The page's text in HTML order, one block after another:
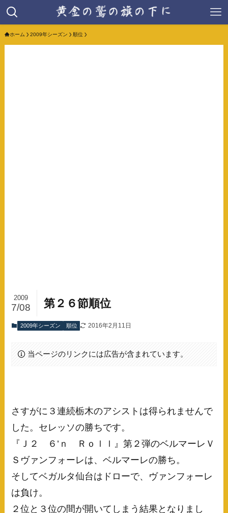
ホーム 2009年シーズン 順位
第２６節順位
2009
7/08
2009年シーズン 順位 2016年2月11日
当ページのリンクには広告が含まれています。
さすがに３連続栃木のアシストは得られませんで
した。セレッソの勝ちです。
『Ｊ２ ６’ｎ Ｒｏｌｌ』第２弾のベルマーレＶ
Ｓヴァンフォーレは、ベルマーレの勝ち。
そしてベガルタ仙台はドローで、ヴァンフォーレ
は負け。
２位と３位の間が開いてしまう結果となりまし